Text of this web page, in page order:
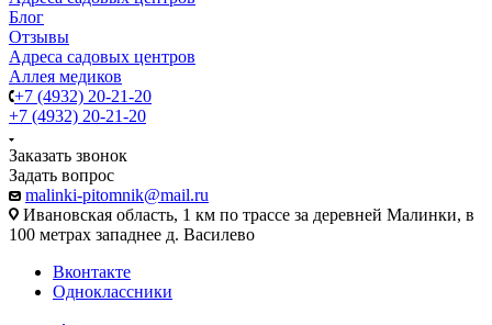
Блог
Отзывы
Адреса садовых центров
Аллея медиков
+7 (4932) 20-21-20
+7 (4932) 20-21-20
Заказать звонок
Задать вопрос
malinki-pitomnik@mail.ru
Ивановская область, 1 км по трассе за деревней Малинки, в
100 метрах западнее д. Василево
Вконтакте
Одноклассники